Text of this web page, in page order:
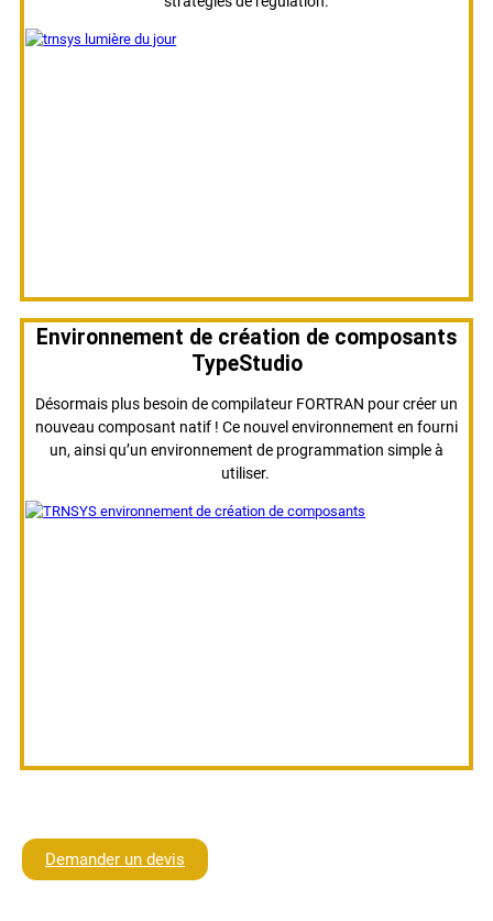
Environnement de création de composants
TypeStudio
Désormais plus besoin de compilateur FORTRAN pour créer un
nouveau composant natif ! Ce nouvel environnement en fourni
un, ainsi qu’un environnement de programmation simple à
utiliser.
Demander un devis